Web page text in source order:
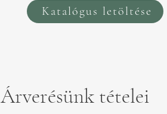
Katalógus letöltése
Árverésünk tételei